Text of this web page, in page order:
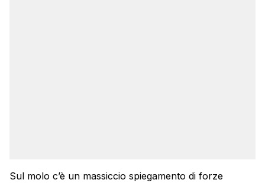
Sul molo c’è un massiccio spiegamento di forze